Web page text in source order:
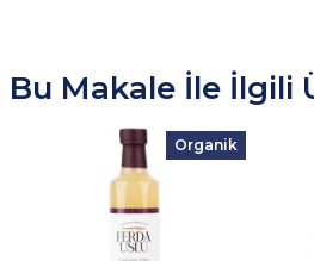
Bu Makale İle İlgili
Organik